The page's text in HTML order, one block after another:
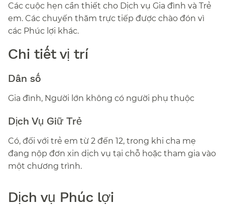
Các cuộc hẹn cần thiết cho Dịch vụ Gia đình và Trẻ
em. Các chuyến thăm trực tiếp được chào đón vì
các Phúc lợi khác.​​
Chi tiết vị trí​​
Dân số​​
Gia đình, Người lớn không có người phụ thuộc​​
Dịch Vụ Giữ Trẻ​​
Có, đối với trẻ em từ 2 đến 12, trong khi cha mẹ
đang nộp đơn xin dịch vụ tại chỗ hoặc tham gia vào
một chương trình.​​
Dịch vụ Phúc lợi​​